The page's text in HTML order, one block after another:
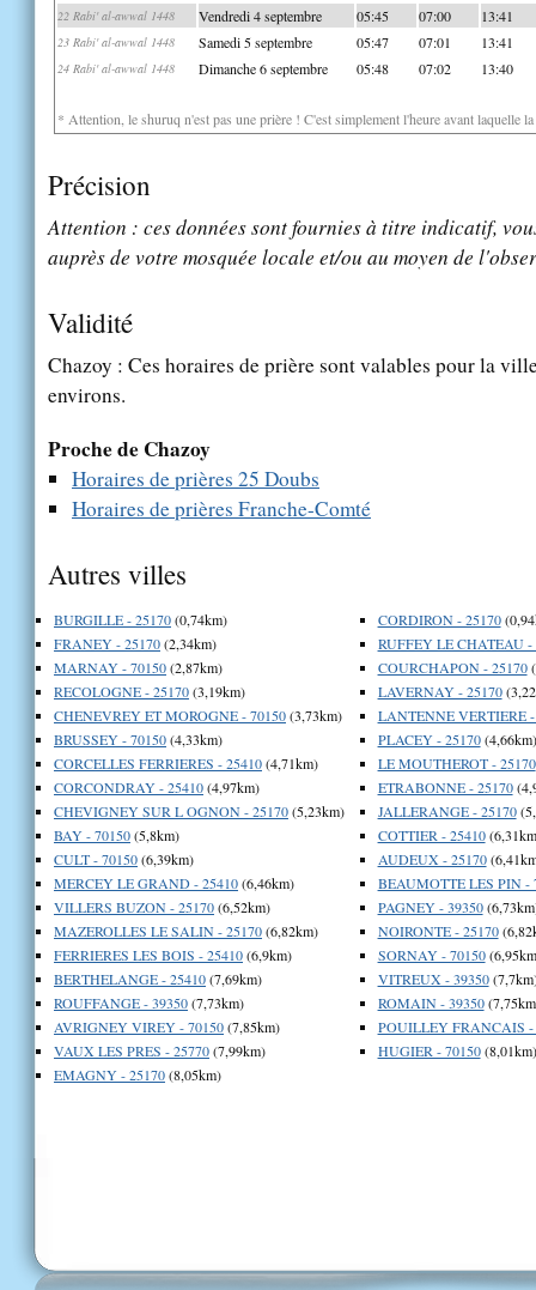
22 Rabi' al-awwal 1448 Vendredi 4 septembre 05:45 07:00 13:41
23 Rabi' al-awwal 1448 Samedi 5 septembre 05:47 07:01 13:41
24 Rabi' al-awwal 1448 Dimanche 6 septembre 05:48 07:02 13:40
* Attention, le shuruq n'est pas une prière ! C'est simplement l'heure avant laquelle
Précision
Attention : ces données sont fournies à titre indicatif,
auprès de votre mosquée locale et/ou au moyen de
Validité
Chazoy : Ces horaires de prière sont valables pour la
environs.
Proche de Chazoy
Horaires de prières 25 Doubs
Horaires de prières Franche-Comté
Autres villes
BURGILLE - 25170(0,74km)
FRANEY - 25170(2,34km)
MARNAY - 70150(2,87km)
RECOLOGNE - 25170(3,19km)
CHENEVREY ET MOROGNE - 70150(3,73km)
BRUSSEY - 70150(4,33km)
CORCELLES FERRIERES - 25410(4,71km)
CORCONDRAY - 25410(4,97km)
CHEVIGNEY SUR L OGNON - 25170(5,23km)
BAY - 70150(5,8km)
CULT - 70150(6,39km)
MERCEY LE GRAND - 25410(6,46km)
VILLERS BUZON - 25170(6,52km)
MAZEROLLES LE SALIN - 25170(6,82km)
FERRIERES LES BOIS - 25410(6,9km)
BERTHELANGE - 25410(7,69km)
ROUFFANGE - 39350(7,73km)
AVRIGNEY VIREY - 70150(7,85km)
VAUX LES PRES - 25770(7,99km)
EMAGNY - 25170(8,05km)
CORDIRON - 25170
RUFFEY LE CHATEAU -
COURCHAPON - 25170
LAVERNAY - 25170
LANTENNE VERTIERE -
PLACEY - 25170(4,66km)
LE MOUTHEROT - 25170
ETRABONNE - 25170
JALLERANGE - 25170
COTTIER - 25410
AUDEUX - 25170
BEAUMOTTE LES PIN -
PAGNEY - 39350
NOIRONTE - 25170
SORNAY - 70150
VITREUX - 39350
ROMAIN - 39350
POUILLEY FRANCAIS -
HUGIER - 70150(8,01km)